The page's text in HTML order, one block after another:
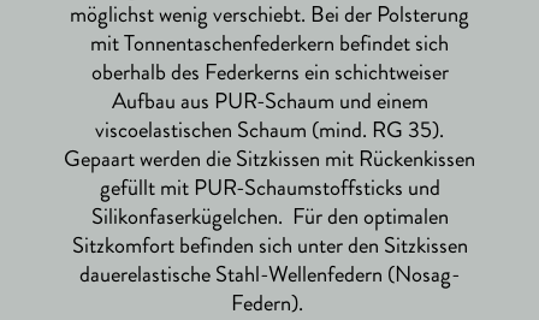
möglichst wenig verschiebt. Bei der Polsterung
mit Tonnentaschenfederkern befindet sich
oberhalb des Federkerns ein schichtweiser
Aufbau aus PUR-Schaum und einem
viscoelastischen Schaum (mind. RG 35).
Gepaart werden die Sitzkissen mit Rückenkissen
gefüllt mit PUR-Schaumstoffsticks und
Silikonfaserkügelchen. Für den optimalen
Sitzkomfort befinden sich unter den Sitzkissen
dauerelastische Stahl-Wellenfedern (Nosag-
Federn).